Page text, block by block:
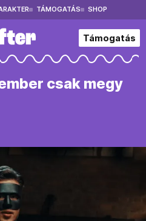
TÁMOGATÁS SHOP
Támogatás
csak megy